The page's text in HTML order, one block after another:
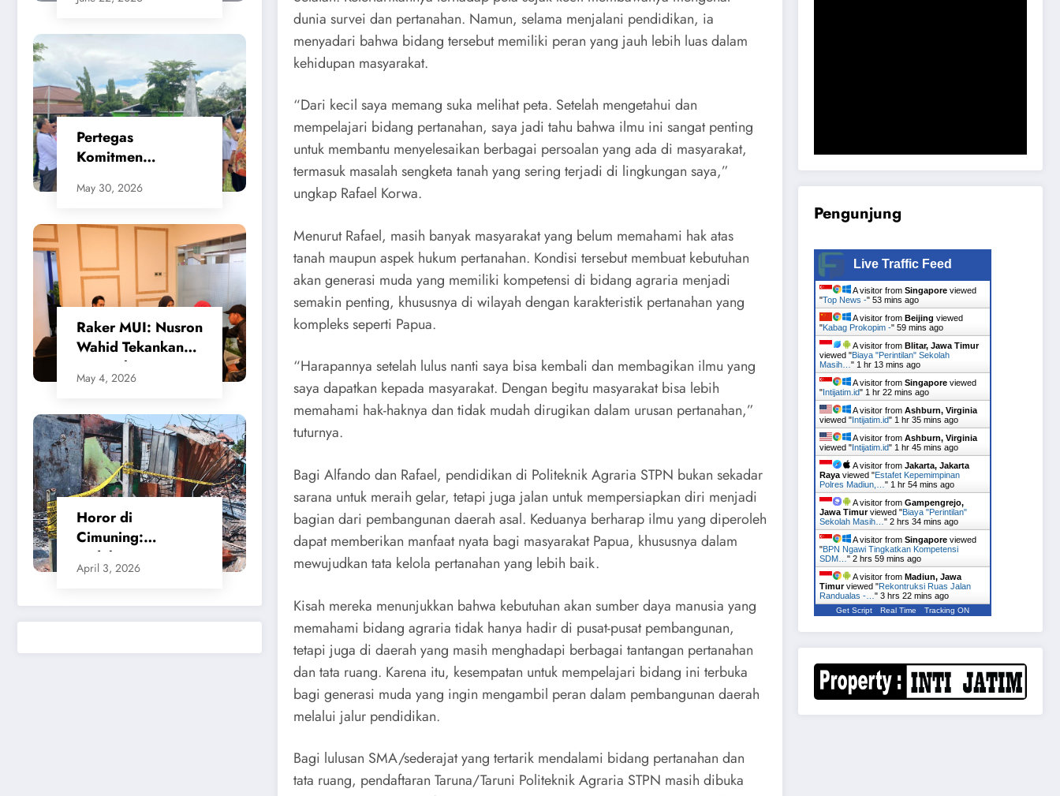
Masyarakat
Praktis dan
Berikan Rasa
Aman
Pertegas
Komitmen
SMSI Apresiasi
Walikota Cilegon
May 30, 2026
​Raker MUI: Nusron
Wahid Tekankan
Keseimbangan
Sistem
Bencana
May 4, 2026
Horor di
Cimuning:
Ledakan SPBE
Bekasi Ratakan
Rusak Permukiman
April 3, 2026
dunia survei dan pertanahan. Namun, selama menjalani pendidikan, ia
menyadari bahwa bidang tersebut memiliki peran yang jauh lebih luas dalam
kehidupan masyarakat.
“Dari kecil saya memang suka melihat peta. Setelah mengetahui dan
mempelajari bidang pertanahan, saya jadi tahu bahwa ilmu ini sangat penting
untuk membantu menyelesaikan berbagai persoalan yang ada di masyarakat,
termasuk masalah sengketa tanah yang sering terjadi di lingkungan saya,”
ungkap Rafael Korwa.
Menurut Rafael, masih banyak masyarakat yang belum memahami hak atas
tanah maupun aspek hukum pertanahan. Kondisi tersebut membuat kebutuhan
akan generasi muda yang memiliki kompetensi di bidang agraria menjadi
semakin penting, khususnya di wilayah dengan karakteristik pertanahan yang
kompleks seperti Papua.
“Harapannya setelah lulus nanti saya bisa kembali dan membagikan ilmu yang
saya dapatkan kepada masyarakat. Dengan begitu masyarakat bisa lebih
memahami hak-haknya dan tidak mudah dirugikan dalam urusan pertanahan,”
tuturnya.
Bagi Alfando dan Rafael, pendidikan di Politeknik Agraria STPN bukan sekadar
sarana untuk meraih gelar, tetapi juga jalan untuk mempersiapkan diri menjadi
bagian dari pembangunan daerah asal. Keduanya berharap ilmu yang diperoleh
dapat memberikan manfaat nyata bagi masyarakat Papua, khususnya dalam
mewujudkan tata kelola pertanahan yang lebih baik.
Kisah mereka menunjukkan bahwa kebutuhan akan sumber daya manusia yang
memahami bidang agraria tidak hanya hadir di pusat-pusat pembangunan,
tetapi juga di daerah yang masih menghadapi berbagai tantangan pertanahan
dan tata ruang. Karena itu, kesempatan untuk mempelajari bidang ini terbuka
bagi generasi muda yang ingin mengambil peran dalam pembangunan daerah
melalui jalur pendidikan.
Bagi lulusan SMA/sederajat yang tertarik mendalami bidang pertanahan dan
tata ruang, pendaftaran Taruna/Taruni Politeknik Agraria STPN masih dibuka
Pengunjung
Live Traffic Feed
A visitor from Singapore viewed
"Top News -" 53 mins ago
A visitor from Beijing viewed
"Kabag Prokopim -" 59 mins ago
A visitor from Blitar, Jawa Timur
viewed "Biaya "Perintilan" Sekolah
Masih…" 1 hr 13 mins ago
A visitor from Singapore viewed
" Intijatim.id" 1 hr 22 mins ago
A visitor from Ashburn, Virginia
viewed " Intijatim.id" 1 hr 35 mins ago
A visitor from Ashburn, Virginia
viewed " Intijatim.id" 1 hr 45 mins ago
A visitor from Jakarta, Jakarta
Rayaviewed "Estafet Kepemimpinan
Polres Madiun,…" 1 hr 54 mins ago
A visitor from Gampengrejo,
Jawa Timurviewed "Biaya "Perintilan"
Sekolah Masih…" 2 hrs 34 mins ago
A visitor from Singapore viewed
"BPN Ngawi Tingkatkan Kompetensi
SDM…" 2 hrs 59 mins ago
A visitor from Madiun, Jawa
Timurviewed "Rekontruksi Ruas Jalan
Randualas -…" 3 hrs 23 mins ago
Get Script Real Time Tracking ON